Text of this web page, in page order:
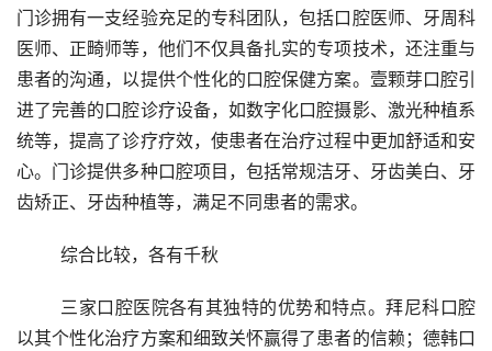
门诊拥有一支经验充足的专科团队，包括口腔医师、牙周科
医师、正畸师等，他们不仅具备扎实的专项技术，还注重与
患者的沟通，以提供个性化的口腔保健方案。壹颗芽口腔引
进了完善的口腔诊疗设备，如数字化口腔摄影、激光种植系
统等，提高了诊疗疗效，使患者在治疗过程中更加舒适和安
心。门诊提供多种口腔项目，包括常规洁牙、牙齿美白、牙
齿矫正、牙齿种植等，满足不同患者的需求。
	综合比较，各有千秋
以其个性化治疗方案和细致关怀赢得了患者的信赖；德韩口